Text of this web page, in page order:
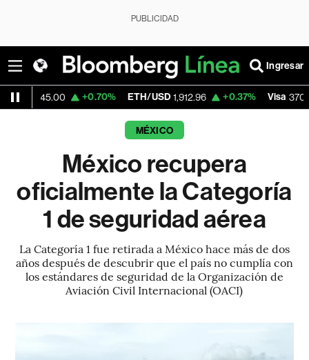
PUBLICIDAD
Ingresar
+0.70% ETH/USD 1,912.96 +0.37% Visa 370.47
MÉXICO
México recupera
oficialmente la Categoría
1 de seguridad aérea
La Categoría 1 fue retirada a México hace más de dos
años después de descubrir que el país no cumplía con
los estándares de seguridad de la Organización de
Aviación Civil Internacional (OACI)